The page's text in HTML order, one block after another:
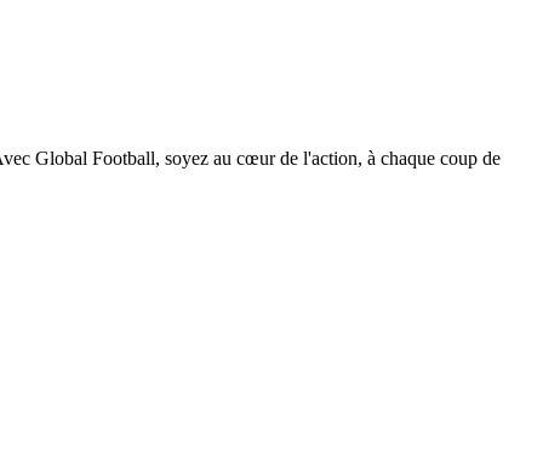
Global Football, soyez au cœur de l'action, à chaque coup de